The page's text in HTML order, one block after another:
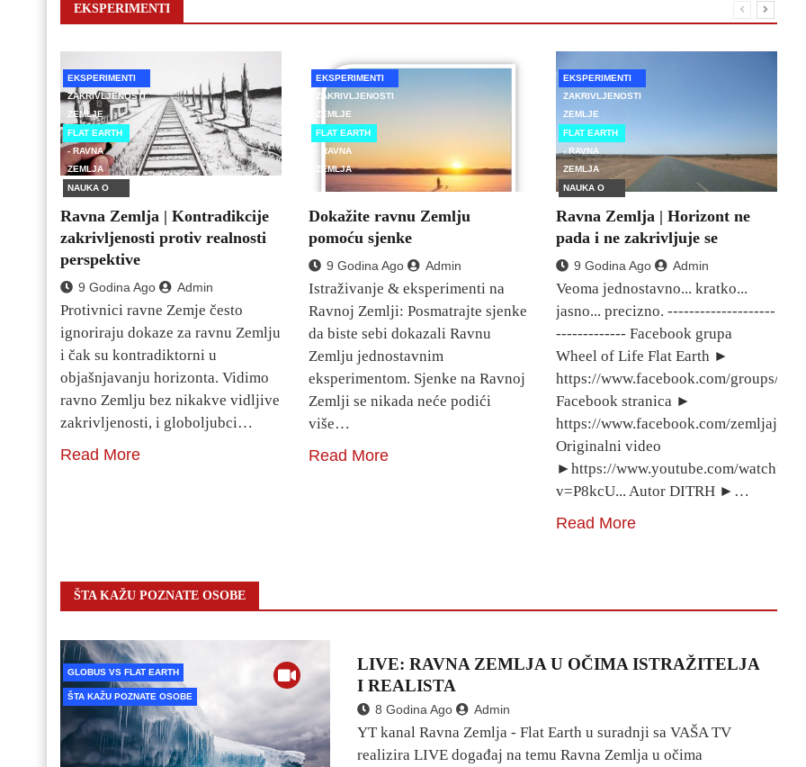
EKSPERIMENTI
EKSPERIMENTI
ZAKRIVLJENOSTI
ZEMLJE
FLAT EARTH
- RAVNA
ZEMLJA
NAUKA O
ZEMLJE
Ravna Zemlja | Kontradikcije
zakrivljenosti protiv realnosti
perspektive
9 Godina Ago Admin
Protivnici ravne Zemje često
ignoriraju dokaze za ravnu Zemlju
i čak su kontradiktorni u
objašnjavanju horizonta. Vidimo
ravno Zemlju bez nikakve vidljive
zakrivljenosti, i globoljubci…
Read More
EKSPERIMENTI
ZAKRIVLJENOSTI
ZEMLJE
FLAT EARTH
- RAVNA
ZEMLJA
Dokažite ravnu Zemlju
pomoću sjenke
9 Godina Ago Admin
Istraživanje & eksperimenti na
Ravnoj Zemlji: Posmatrajte sjenke
da biste sebi dokazali Ravnu
Zemlju jednostavnim
eksperimentom. Sjenke na Ravnoj
Zemlji se nikada neće podići
više…
Read More
EKSPERIMENTI
ZAKRIVLJENOSTI
ZEMLJE
FLAT EARTH
- RAVNA
ZEMLJA
NAUKA O
ZEMLJE
Ravna Zemlja | Horizont ne
pada i ne zakrivljuje se
9 Godina Ago Admin
Veoma jednostavno... kratko...
jasno... precizno. --------------------
------------- Facebook grupa
Wheel of Life Flat Earth ►
https://www.facebook.com/groups/
Facebook stranica ►
https://www.facebook.com/
Originalni video
►https://www.youtube.com/watch?
v=P8kcU... Autor DITRH ►…
Read More
ŠTA KAŽU POZNATE OSOBE
GLOBUS VS FLAT EARTH
ŠTA KAŽU POZNATE OSOBE
LIVE: RAVNA ZEMLJA U OČIMA ISTRAŽITELJA
I REALISTA
8 Godina Ago Admin
YT kanal Ravna Zemlja - Flat Earth u suradnji sa VAŠA TV
realizira LIVE događaj na temu Ravna Zemlja u očima